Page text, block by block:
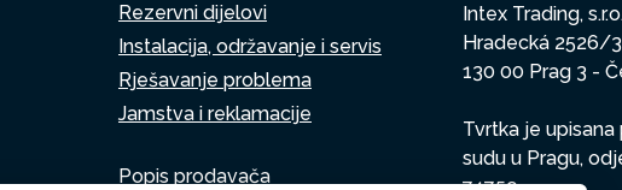
Rezervni dijelovi
Instalacija, održavanje i servis
Rješavanje problema
Jamstva i reklamacije
Popis prodavača
Intex Trading,
Hradecká 2526/3
130 00 Prag 3 -
Tvrtka je upisana
sudu u Pragu,